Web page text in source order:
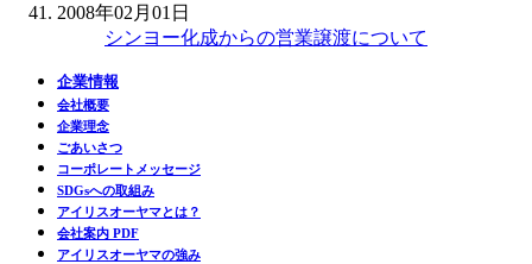
2008年02月01日
シンヨー化成からの営業譲渡について
企業情報
会社概要
企業理念
ごあいさつ
コーポレートメッセージ
SDGsへの取組み
アイリスオーヤマとは？
会社案内 PDF
アイリスオーヤマの強み